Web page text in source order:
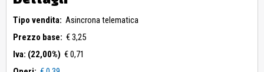
Tipo vendita: Asincrona telematica
Prezzo base: € 3,25
Iva: (22,00%) € 0,71